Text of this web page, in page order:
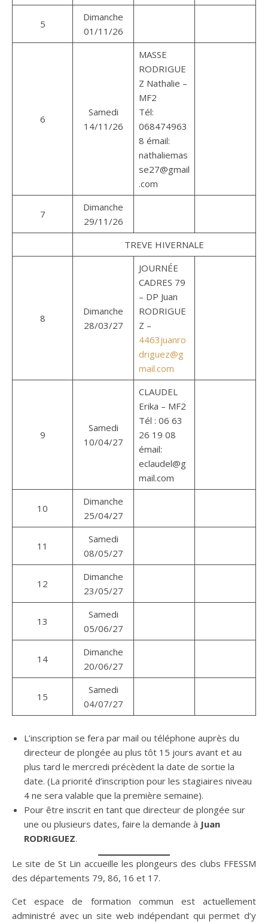
5
Dimanche
01/11/26
6
Samedi
14/11/26
MASSE
RODRIGUE
Z Nathalie –
MF2
Tél:
068474963
8 émail:
nathaliemas
se27@gmail
.com
7
Dimanche
29/11/26
TREVE HIVERNALE
8
Dimanche
28/03/27
JOURNÉE
CADRES 79
– DP Juan
RODRIGUE
Z –
4463juanro
driguez@g
mail.com
9
Samedi
10/04/27
CLAUDEL
Erika – MF2
Tél : 06 63
26 19 08
émail:
eclaudel@g
mail.com
10
Dimanche
25/04/27
11
Samedi
08/05/27
12
Dimanche
23/05/27
13
Samedi
05/06/27
14
Dimanche
20/06/27
15
Samedi
04/07/27
L’inscription se fera par mail ou téléphone auprès du
directeur de plongée au plus tôt 15 jours avant et au
plus tard le mercredi précèdent la date de sortie la
date. (La priorité d’inscription pour les stagiaires niveau
4 ne sera valable que la première semaine).
Pour être inscrit en tant que directeur de plongée sur
une ou plusieurs dates, faire la demande à Juan
RODRIGUEZ.
Le site de St Lin accueille les plongeurs des clubs FFESSM
des départements 79, 86, 16 et 17.
Cet espace de formation commun est actuellement
administré avec un site web indépendant qui permet d’y